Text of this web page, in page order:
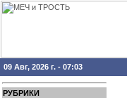
09 Авг, 2026 г. - 07:03
РУБРИКИ